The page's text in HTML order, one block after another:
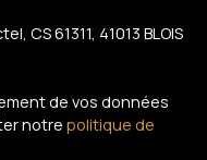
CS 61311, 41013 BLOIS
de vos données
notre politique de